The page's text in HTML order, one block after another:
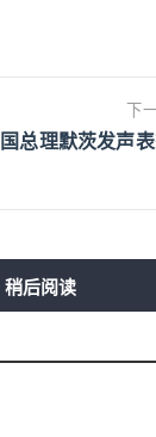
地
金
士
频
学校
，如
下
总理默茨发声
稍后阅读